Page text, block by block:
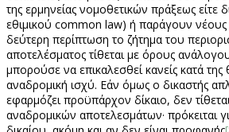
της ερμηνείας νομοθετικών πράξεως είτε
εθιμικού common law) ή παράγουν νέους
δεύτερη περίπτωση το ζήτημα του
αποτελέσματος τίθεται με όρους
μπορούσε να επικαλεσθεί κανείς κατά
αναδρομική ισχύ. Εάν όμως ο δικαστής
εφαρμόζει προϋπάρχον δίκαιο, δεν
αναδρομικών αποτελεσμάτων· πρόκειται